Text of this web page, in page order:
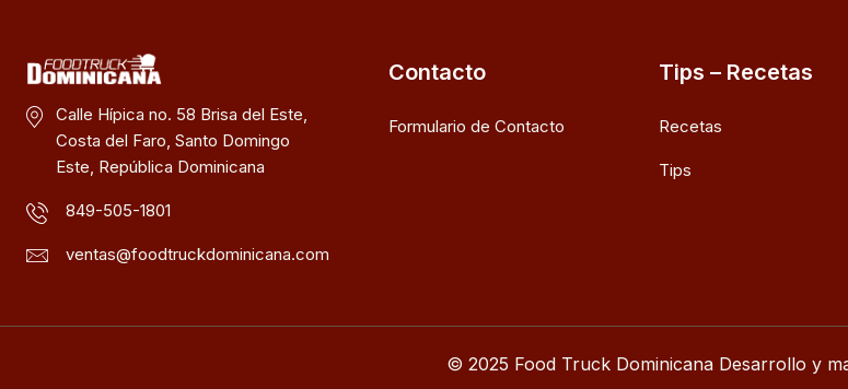
Calle Hípica no. 58 Brisa del Este,
Costa del Faro, Santo Domingo
Este, República Dominicana
849-505-1801
ventas@foodtruckdominicana.com
Contacto
Formulario de Contacto
Tips – Recetas
Recetas
Tips
© 2025 Food Truck Dominicana Desarrollo y